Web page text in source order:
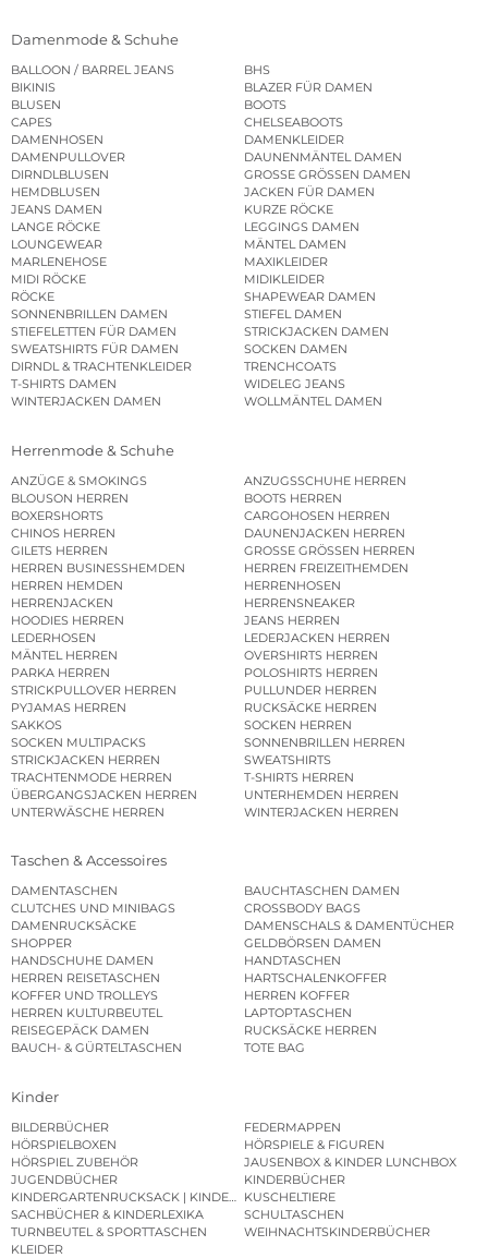
Damenmode & Schuhe
BALLOON / BARREL JEANS
BHS
BIKINIS
BLAZER FÜR DAMEN
BLUSEN
BOOTS
CAPES
CHELSEABOOTS
DAMENHOSEN
DAMENKLEIDER
DAMENPULLOVER
DAUNENMÄNTEL DAMEN
DIRNDLBLUSEN
GROSSE GRÖSSEN DAMEN
HEMDBLUSEN
JACKEN FÜR DAMEN
JEANS DAMEN
KURZE RÖCKE
LANGE RÖCKE
LEGGINGS DAMEN
LOUNGEWEAR
MÄNTEL DAMEN
MARLENEHOSE
MAXIKLEIDER
MIDI RÖCKE
MIDIKLEIDER
RÖCKE
SHAPEWEAR DAMEN
SONNENBRILLEN DAMEN
STIEFEL DAMEN
STIEFELETTEN FÜR DAMEN
STRICKJACKEN DAMEN
SWEATSHIRTS FÜR DAMEN
SOCKEN DAMEN
DIRNDL & TRACHTENKLEIDER
TRENCHCOATS
T-SHIRTS DAMEN
WIDELEG JEANS
WINTERJACKEN DAMEN
WOLLMÄNTEL DAMEN
Herrenmode & Schuhe
ANZÜGE & SMOKINGS
ANZUGSSCHUHE HERREN
BLOUSON HERREN
BOOTS HERREN
BOXERSHORTS
CARGOHOSEN HERREN
CHINOS HERREN
DAUNENJACKEN HERREN
GILETS HERREN
GROSSE GRÖSSEN HERREN
HERREN BUSINESSHEMDEN
HERREN FREIZEITHEMDEN
HERREN HEMDEN
HERRENHOSEN
HERRENJACKEN
HERRENSNEAKER
HOODIES HERREN
JEANS HERREN
LEDERHOSEN
LEDERJACKEN HERREN
MÄNTEL HERREN
OVERSHIRTS HERREN
PARKA HERREN
POLOSHIRTS HERREN
STRICKPULLOVER HERREN
PULLUNDER HERREN
PYJAMAS HERREN
RUCKSÄCKE HERREN
SAKKOS
SOCKEN HERREN
SOCKEN MULTIPACKS
SONNENBRILLEN HERREN
STRICKJACKEN HERREN
SWEATSHIRTS
TRACHTENMODE HERREN
T-SHIRTS HERREN
ÜBERGANGSJACKEN HERREN
UNTERHEMDEN HERREN
UNTERWÄSCHE HERREN
WINTERJACKEN HERREN
Taschen & Accessoires
DAMENTASCHEN
BAUCHTASCHEN DAMEN
CLUTCHES UND MINIBAGS
CROSSBODY BAGS
DAMENRUCKSÄCKE
DAMENSCHALS & DAMENTÜCHER
SHOPPER
GELDBÖRSEN DAMEN
HANDSCHUHE DAMEN
HANDTASCHEN
HERREN REISETASCHEN
HARTSCHALENKOFFER
KOFFER UND TROLLEYS
HERREN KOFFER
HERREN KULTURBEUTEL
LAPTOPTASCHEN
REISEGEPÄCK DAMEN
RUCKSÄCKE HERREN
BAUCH- & GÜRTELTASCHEN
TOTE BAG
Kinder
BILDERBÜCHER
FEDERMAPPEN
HÖRSPIELBOXEN
HÖRSPIELE & FIGUREN
HÖRSPIEL ZUBEHÖR
JAUSENBOX & KINDER LUNCHBOX
JUGENDBÜCHER
KINDERBÜCHER
KINDERGARTENRUCKSACK | KINDERGARTENBEUTEL
KUSCHELTIERE
SACHBÜCHER & KINDERLEXIKA
SCHULTASCHEN
TURNBEUTEL & SPORTTASCHEN
WEIHNACHTSKINDERBÜCHER
KLEIDER